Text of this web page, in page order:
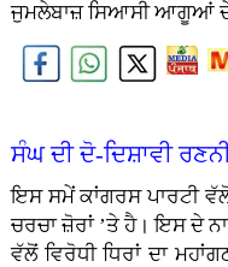
ਜੁਮਲੇਬਾਜ਼ ਸਿਆਸੀ ਆਗੂਆਂ ਦੇ
ਸੰਘ ਦੀ ਦੋ-ਦਿਸ਼ਾਵੀ
ਇਸ ਸਮੇਂ ਕਾਂਗਰਸ ਪਾਰਟੀ
ਚਰਚਾ ਜ਼ੋਰਾਂ ’ਤੇ ਹੈ। ਇਸ ਦੇ
ਵੱਲੋਂ ਵਿਰੋਧੀ ਧਿਰਾਂ ਦਾ